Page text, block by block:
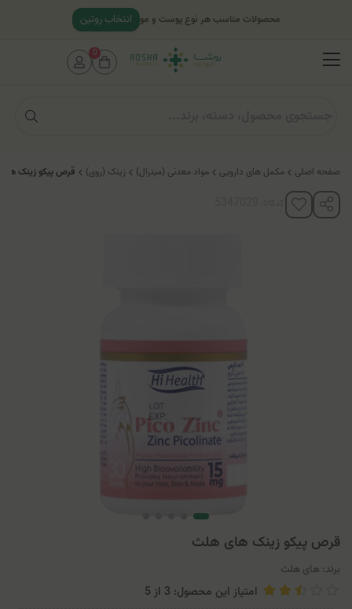
صفحه اصلی مکمل های دارویی مواد معدنی (مینرال) زینک (روی) قرص پیکو زینک
قرص پیکو زینک های هلث
برند: های هلث
امتیاز این محصول: 3 از 5
محصولات مناسب هر نوع پوست و مو انتخاب روتین
0